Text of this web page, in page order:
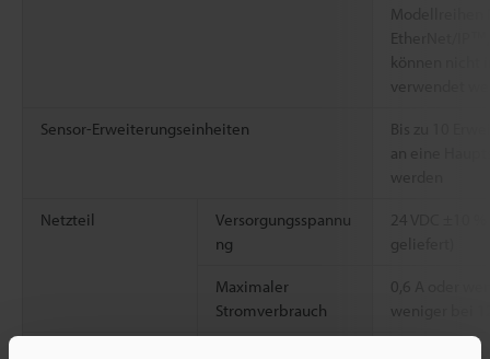
Modellreihen
EtherNet/
können nicht
verwendet
Sensor-Erweiterungseinheiten
Bis zu 10
an eine
werden
Netzteil
Versorgungsspannu
ng
24 VDC ±10
geliefert)
Maximaler
Stromverbrauch
0,6 A oder
weniger bei